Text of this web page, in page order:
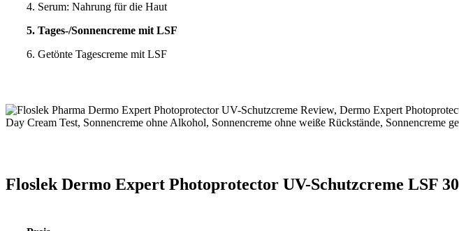
4. Serum: Nahrung für die Haut
5. Tages-/Sonnencreme mit LSF
6. Getönte Tagescreme mit LSF
Floslek Dermo Expert Photoprotector UV-Schutzcreme LSF 30